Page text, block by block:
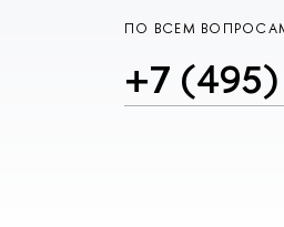
ПО ВСЕМ
+7